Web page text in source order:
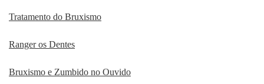
Tratamento do Bruxismo
Ranger os Dentes
Bruxismo e Zumbido no Ouvido